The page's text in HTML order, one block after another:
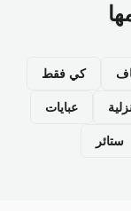
كي فقط
عبايات
ستائر